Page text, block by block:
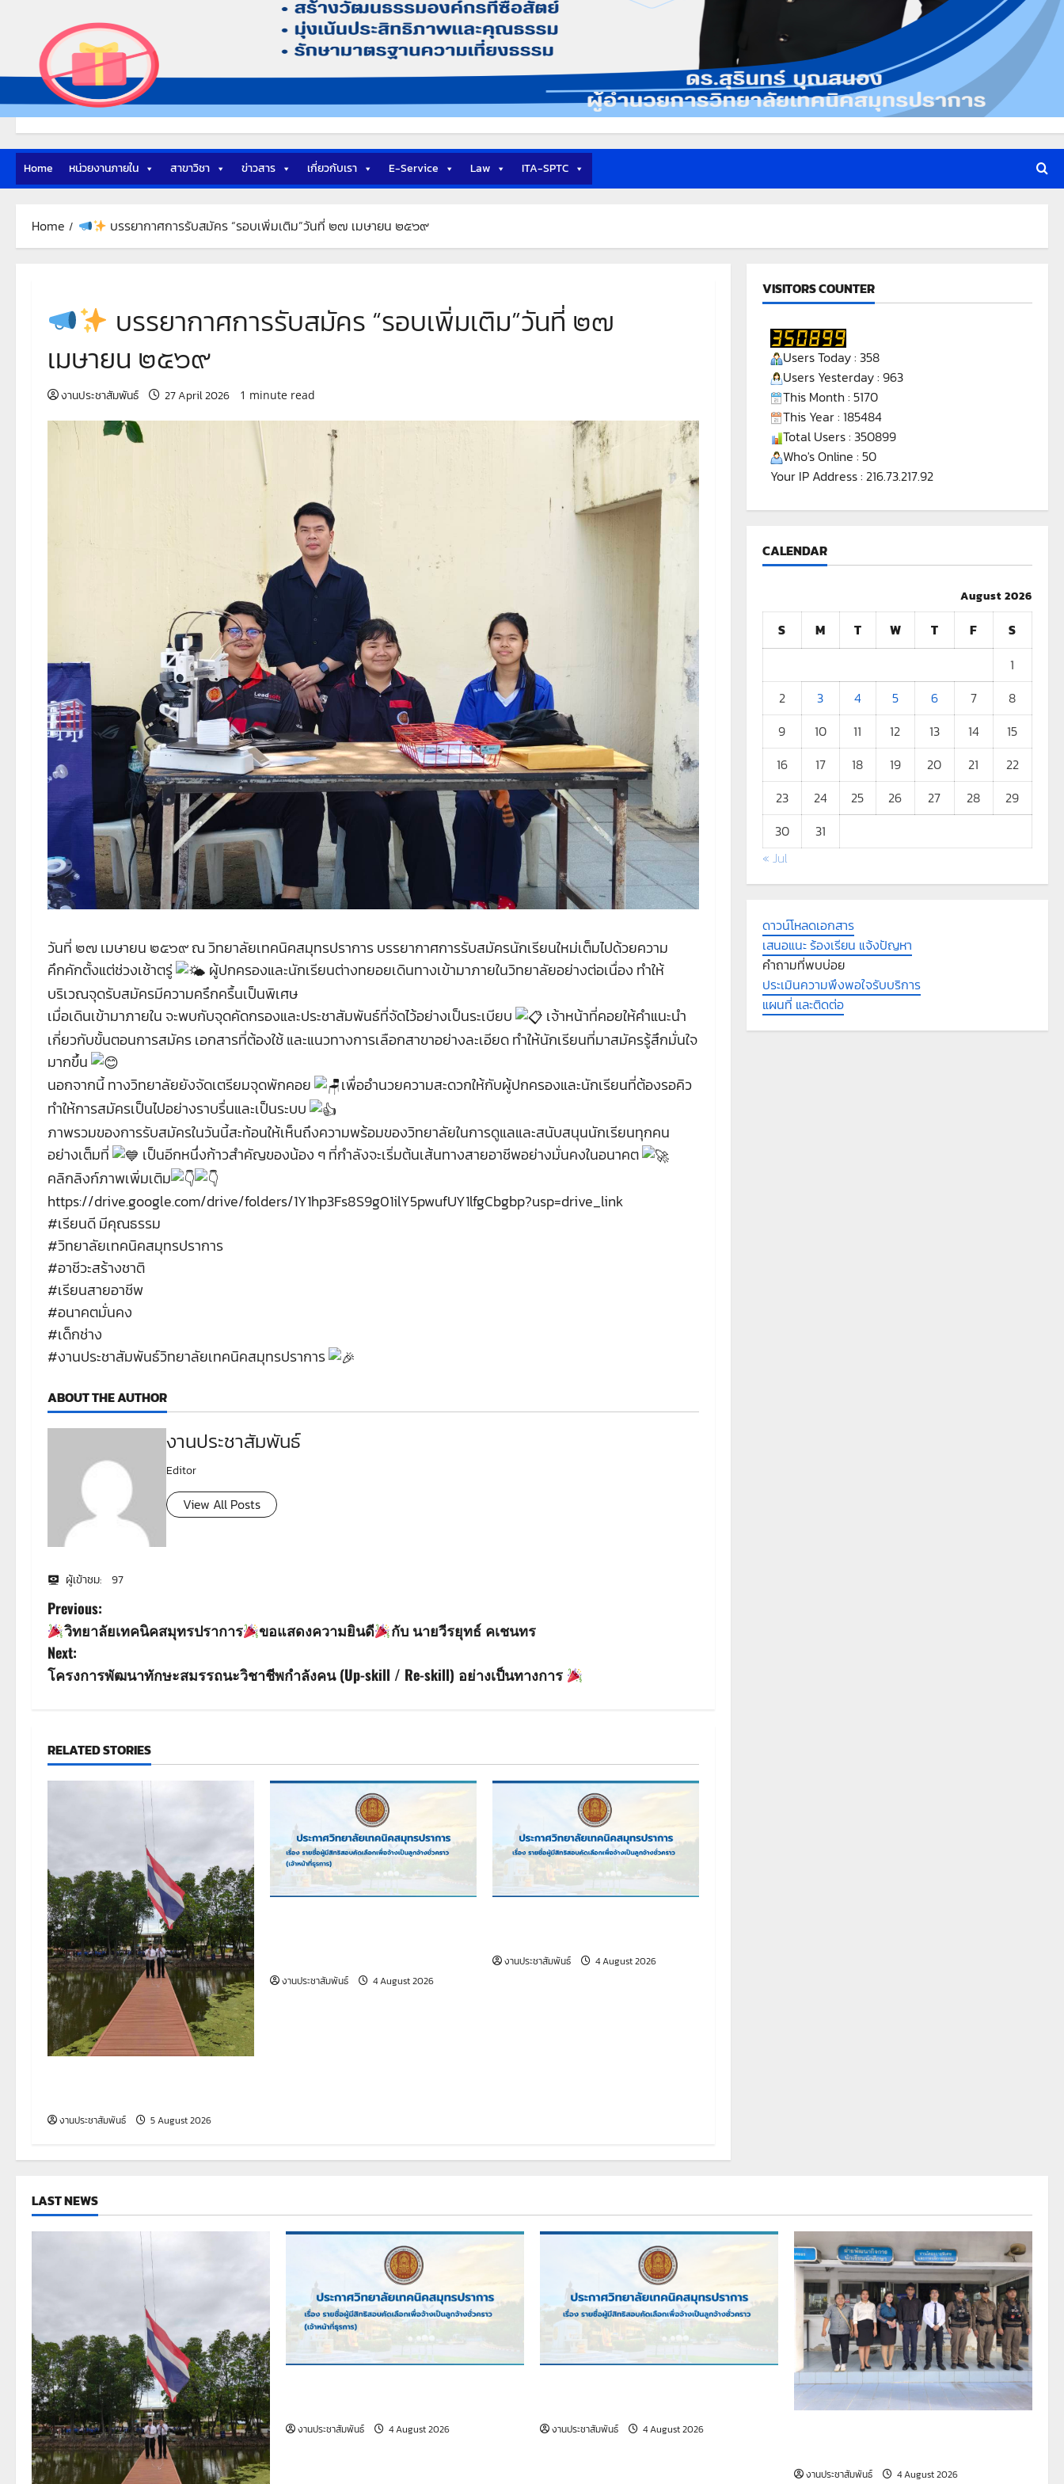
Home หน่วยงานภายใน สาขาวิชา ข่าวสาร เกี่ยวกับเรา E-Service Law ITA-SPTC
Home บรรยากาศการรับสมัคร “รอบเพิ่มเติม”วันที่ ๒๗ เมษายน ๒๕๖๙
บรรยากาศการรับสมัคร “รอบเพิ่มเติม”วันที่ ๒๗
เมษายน ๒๕๖๙
งานประชาสัมพันธ์ 27 April 2026 1 minute read
วันที่ ๒๗ เมษายน ๒๕๖๙ ณ วิทยาลัยเทคนิคสมุทรปราการ บรรยากาศการรับสมัครนักเรียนใหม่เต็มไปด้วยความ
คึกคักตั้งแต่ช่วงเช้าตรู่
ผู้ปกครองและนักเรียนต่างทยอยเดินทางเข้ามาภายในวิทยาลัยอย่างต่อเนื่อง ทำให้
บริเวณจุดรับสมัครมีความครึกครื้นเป็นพิเศษ
เมื่อเดินเข้ามาภายใน จะพบกับจุดคัดกรองและประชาสัมพันธ์ที่จัดไว้อย่างเป็นระเบียบ
เจ้าหน้าที่คอยให้คำแนะนำ
เกี่ยวกับขั้นตอนการสมัคร เอกสารที่ต้องใช้ และแนวทางการเลือกสาขาอย่างละเอียด ทำให้นักเรียนที่มาสมัครรู้สึกมั่นใจ
มากขึ้น
นอกจากนี้ ทางวิทยาลัยยังจัดเตรียมจุดพักคอย
เพื่ออำนวยความสะดวกให้กับผู้ปกครองและนักเรียนที่ต้องรอคิว
ทำให้การสมัครเป็นไปอย่างราบรื่นและเป็นระบบ
ภาพรวมของการรับสมัครในวันนี้สะท้อนให้เห็นถึงความพร้อมของวิทยาลัยในการดูแลและสนับสนุนนักเรียนทุกคน
อย่างเต็มที่
เป็นอีกหนึ่งก้าวสำคัญของน้อง ๆ ที่กำลังจะเริ่มต้นเส้นทางสายอาชีพอย่างมั่นคงในอนาคต
คลิกลิงก์ภาพเพิ่มเติม
https://drive.google.com/drive/folders/1Y1hp3Fs8S9g01ilY5pwufUY1lfgCbgbp?usp=drive_link
#เรียนดีมีคุณธรรม
#วิทยาลัยเทคนิคสมุทรปราการ
#อาชีวะสร้างชาติ
#เรียนสายอาชีพ
#อนาคตมั่นคง
#เด็กช่าง
#งานประชาสัมพันธ์วิทยาลัยเทคนิคสมุทรปราการ
ABOUT THE AUTHOR
งานประชาสัมพันธ์
Editor
View All Posts
ผู้เข้าชม: 97
P
o
s
n
a
g
a
t
i
o
n
Previous:
วิทยาลัยเทคนิคสมุทรปราการ
ขอแสดงความยินดี
กับ นายวีรยุทธ์ คเชนทร
Next:
โครงการพัฒนาทักษะสมรรถนะวิชาชีพกำลังคน (Up-skill / Re-skill) อย่างเป็นทางการ
RELATED STORIES
งานประชาสัมพันธ์ 5 August 2026
งานประชาสัมพันธ์ 4 August 2026
งานประชาสัมพันธ์ 4 August 2026
VISITORS COUNTER
Users Today : 358
Users Yesterday : 963
This Month : 5170
This Year : 185484
Total Users : 350899
Who's Online : 50
Your IP Address : 216.73.217.92
CALENDAR
August 2026
S M T W T F
S
1
2
3 4 5 6 7
8
9
10 11 12 13 14
15
16
17 18 19 20 21
22
23
24 25 26 27 28
29
30
31
« Jul
ดาวน์โหลดเอกสาร
เสนอแนะ ร้องเรียน แจ้งปัญหา
คำถามที่พบบ่อย
ประเมินความพึงพอใจรับบริการ
แผนที่ และติดต่อ
LAST NEWS
งานประชาสัมพันธ์ 4 August 2026 งานประชาสัมพันธ์ 4 August 2026
งานประชาสัมพันธ์ 4 August 2026